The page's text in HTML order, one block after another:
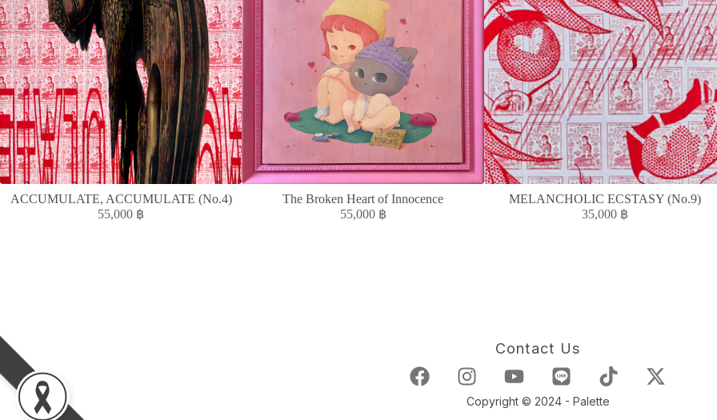
ACCUMULATE, ACCUMULATE (No.4)
55,000 ฿
The Broken Heart of Innocence
55,000 ฿
MELANCHOLIC ECSTASY (No.9)
35,000 ฿
Contact Us
Copyright © 2024 - Palette